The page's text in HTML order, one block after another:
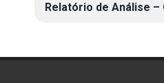
Relatório de Análise